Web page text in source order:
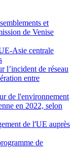
et
de Venise
Asie centrale
l’incident de réseau
entre
de l'environnement
en 2022, selon
de l'UE auprès
de